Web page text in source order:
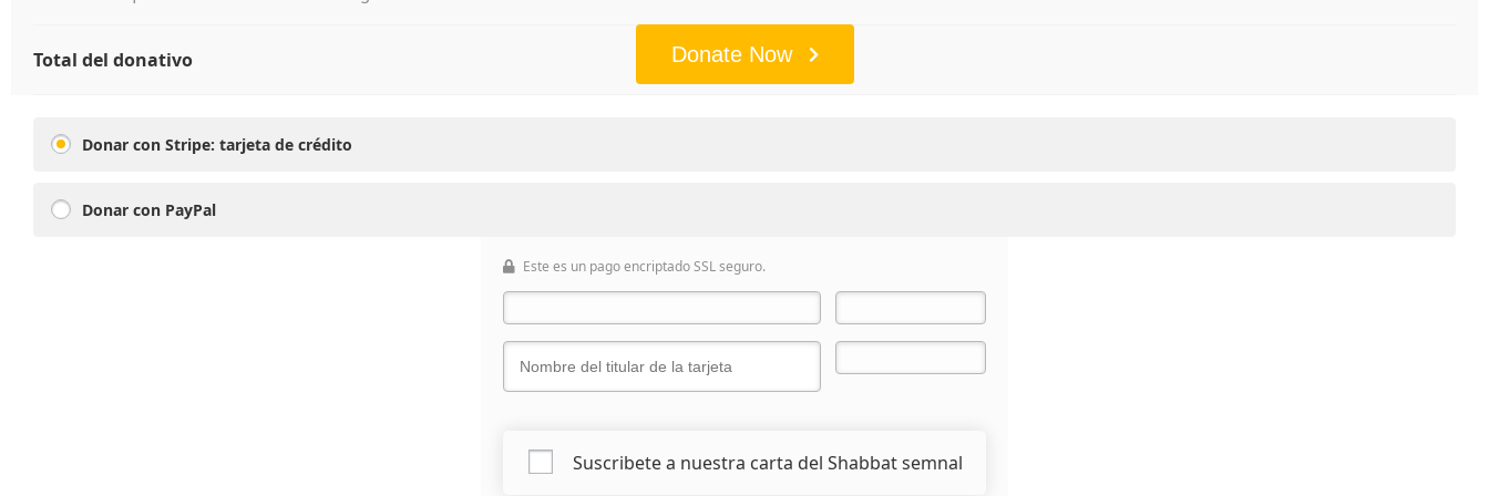
Donate Now
Total del donativo
Donar con Stripe: tarjeta de crédito
Donar con PayPal
Este es un pago encriptado SSL seguro.
Suscribete a nuestra carta del Shabbat semnal